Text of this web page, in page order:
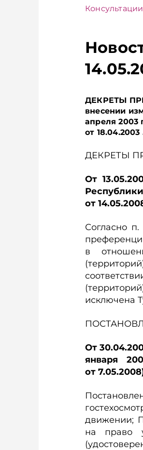
Консультации
ДЕКРЕТЫ
внесении
апреля 2003
от 18.04.2003
ДЕКРЕТЫ
От
от
Согласно
в
исключена
От
января
от
движении;
на право